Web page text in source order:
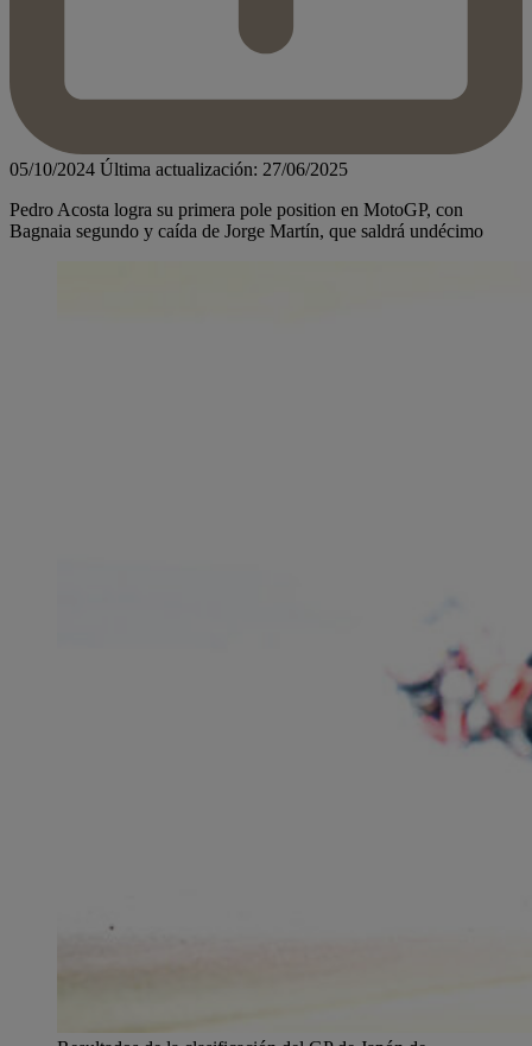
05/10/2024 Última actualización: 27/06/2025
Pedro Acosta logra su primera pole position en MotoGP, con
Bagnaia segundo y caída de Jorge Martín, que saldrá undécimo